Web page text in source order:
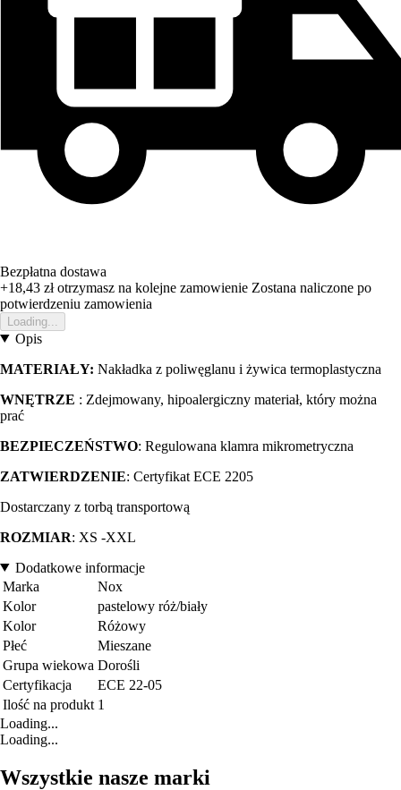
Bezpłatna dostawa
+18,43 złotrzymasz na kolejne zamowienie Zostana naliczone po
potwierdzeniu zamowienia
Loading...
Opis
MATERIAŁY: Nakładka z poliwęglanu i żywica termoplastyczna
WNĘTRZE : Zdejmowany, hipoalergiczny materiał, który można
prać
BEZPIECZEŃSTWO: Regulowana klamra mikrometryczna
ZATWIERDZENIE: Certyfikat ECE 2205
Dostarczany z torbą transportową
ROZMIAR: XS -XXL
Dodatkowe informacje
Marka
Nox
Kolor
pastelowy róż/biały
Kolor
Różowy
Płeć
Mieszane
Grupa wiekowa Dorośli
Certyfikacja
ECE 22-05
Ilość na produkt 1
Loading...
Loading...
Wszystkie nasze marki